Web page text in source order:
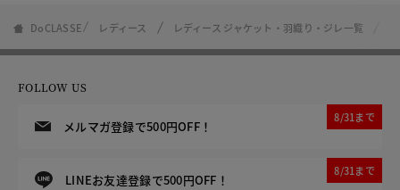
DoCLASSE レディース レディース ジャケット・羽織り・ジレ一覧
FOLLOW US
メルマガ登録で500円OFF！
8/31まで
LINEお友達登録で500円OFF！
8/31まで